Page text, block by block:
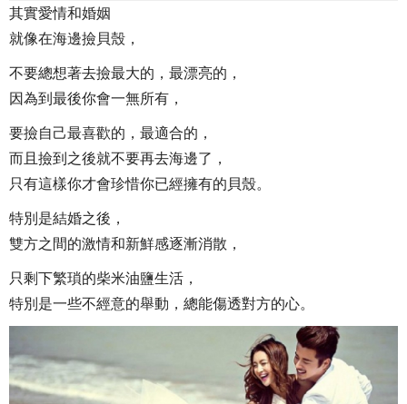
其實愛情和婚姻
就像在海邊撿貝殼，
不要總想著去撿最大的，最漂亮的，
因為到最後你會一無所有，
要撿自己最喜歡的，最適合的，
而且撿到之後就不要再去海邊了，
只有這樣你才會珍惜你已經擁有的貝殼。
特別是結婚之後，
雙方之間的激情和新鮮感逐漸消散，
只剩下繁瑣的柴米油鹽生活，
特別是一些不經意的舉動，總能傷透對方的心。